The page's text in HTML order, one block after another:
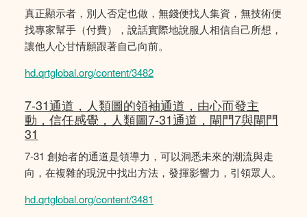
真正顯示者，別人否定也做，無錢便找人集資，無技術便
找專家幫手（付費），說話實際地說服人相信自己所想，
讓他人心甘情願跟著自己向前。
hd.qrtglobal.org/content/3482
7-31通道，人類圖的領袖通道，由心而發主
動，信任感覺，人類圖7-31通道，閘門7與閘門
31
7-31 創始者的通道是領導力，可以洞悉未來的潮流與走
向，在複雜的現況中找出方法，發揮影響力，引領眾人。
hd.qrtglobal.org/content/3481